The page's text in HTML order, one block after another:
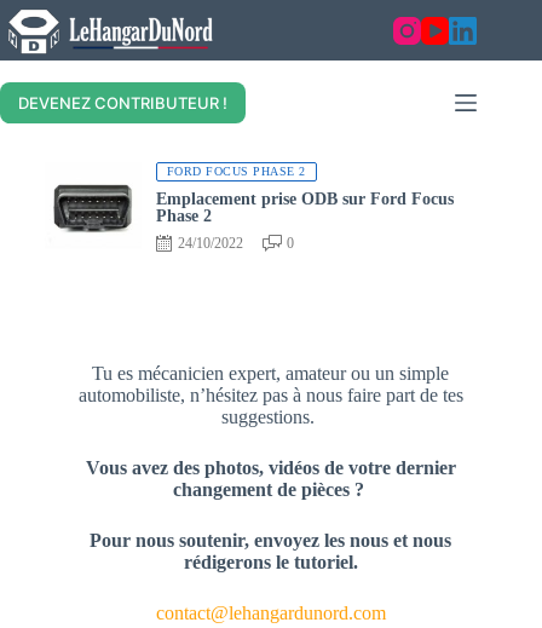
DEVENEZ CONTRIBUTEUR !
FORD FOCUS PHASE 2
Emplacement prise ODB sur Ford Focus
Phase 2
24/10/2022 0
Tu es mécanicien expert, amateur ou un simple
automobiliste, n’hésitez pas à nous faire part de tes
suggestions.
Vous avez des photos, vidéos de votre dernier
changement de pièces ?
Pour nous soutenir, envoyez les nous et nous
rédigerons le tutoriel.
contact@lehangardunord.com